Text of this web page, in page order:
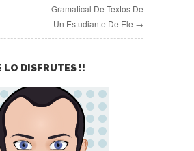
Gramatical De Textos De
Un Estudiante De Ele →
LO DISFRUTES !!